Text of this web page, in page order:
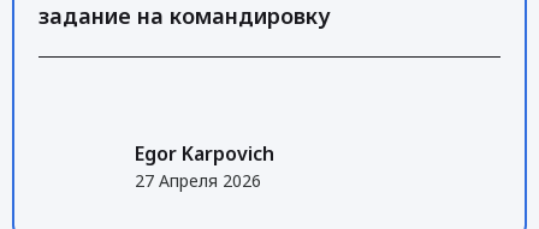
задание на командировку
Egor Karpovich
27 Апреля 2026